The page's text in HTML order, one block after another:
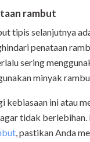
rambut
tipis selanjutnya
penataan
sering
minyak
kebiasaan ini atau
tidak berlebihan.
, pastikan Anda